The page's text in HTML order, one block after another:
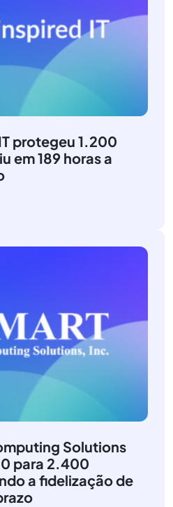
protegeu 1.200
em 189 horas a
Solutions
para 2.400
a fidelização de